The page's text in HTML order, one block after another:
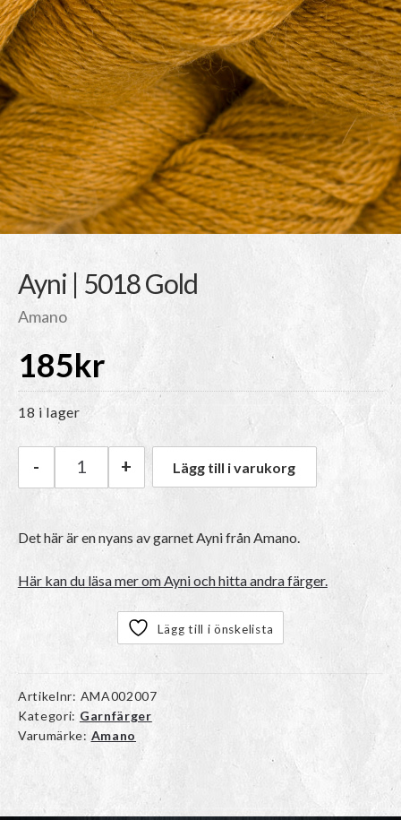
Ayni | 5018 Gold
Amano
185kr
18 i lager
Amano Ayni | 5018 Gold mängd
- + Lägg till i varukorg
Det här är en nyans av garnet Ayni från Amano.
Här kan du läsa mer om Ayni och hitta andra färger.
Lägg till i önskelista
Artikelnr: AMA002007
Kategori: Garnfärger
Varumärke: Amano